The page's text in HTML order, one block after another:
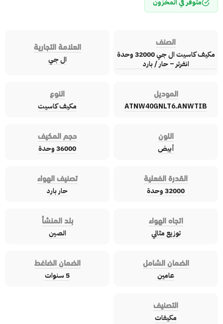
متوفر في المخزون
الصنف
مكيف كاسيت ال جي 32000 وحدة
انفرتر – حار / بارد
العلامة التجارية
ال جي
الموديل
ATNW40GNLT6.ANWTIB
النوع
مكيف كاسيت
اللون
أبيض
حجم المكيف
36000 وحدة
القدرة الفعلية
32000 وحدة
تصنيف الهواء
حار بارد
اتجاه الهواء
توزيع مثالي
بلد المنشأ
الصين
الضمان الشامل
عامين
الضمان الضاغط
5 سنوات
التصنيف
مكيفات